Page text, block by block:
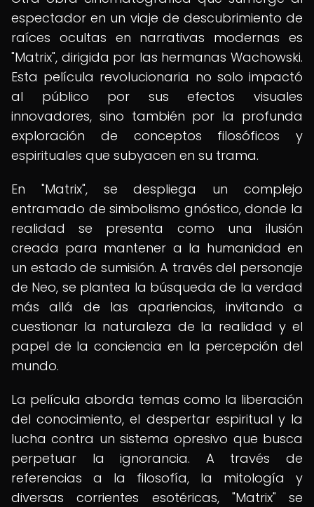
espectador en un viaje de descubrimiento de
raíces ocultas en narrativas modernas es
"Matrix", dirigida por las hermanas Wachowski.
Esta película revolucionaria no solo impactó
al público por sus efectos visuales
innovadores, sino también por la profunda
exploración de conceptos filosóficos y
espirituales que subyacen en su trama.
En "Matrix", se despliega un complejo
entramado de simbolismo gnóstico, donde la
realidad se presenta como una ilusión
creada para mantener a la humanidad en
un estado de sumisión. A través del personaje
de Neo, se plantea la búsqueda de la verdad
más allá de las apariencias, invitando a
cuestionar la naturaleza de la realidad y el
papel de la conciencia en la percepción del
mundo.
La película aborda temas como la liberación
del conocimiento, el despertar espiritual y la
lucha contra un sistema opresivo que busca
perpetuar la ignorancia. A través de
referencias a la filosofía, la mitología y
diversas corrientes esotéricas, "Matrix" se